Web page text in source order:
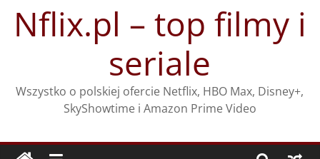
treściNflix.pl – top filmy i
seriale
Wszystko o polskiej ofercie Netflix, HBO Max, Disney+,
SkyShowtime i Amazon Prime Video